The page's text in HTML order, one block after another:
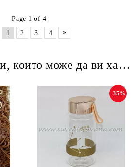
Page 1 of 4
1 2 3 4 »
Други продукти, които може да ви харесат
-35%